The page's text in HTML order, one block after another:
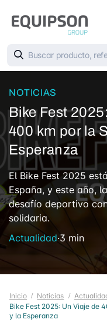
NOTICIAS
Bike
Bike Fest
400 km por la
Esperanza
El Bike Fest 2025
España, y este año,
desafío deportivo
solidaria.
Actualidad·3 min
Inicio Noticias
Bike Fest 2025: Un Viaje de
y la Esperanza